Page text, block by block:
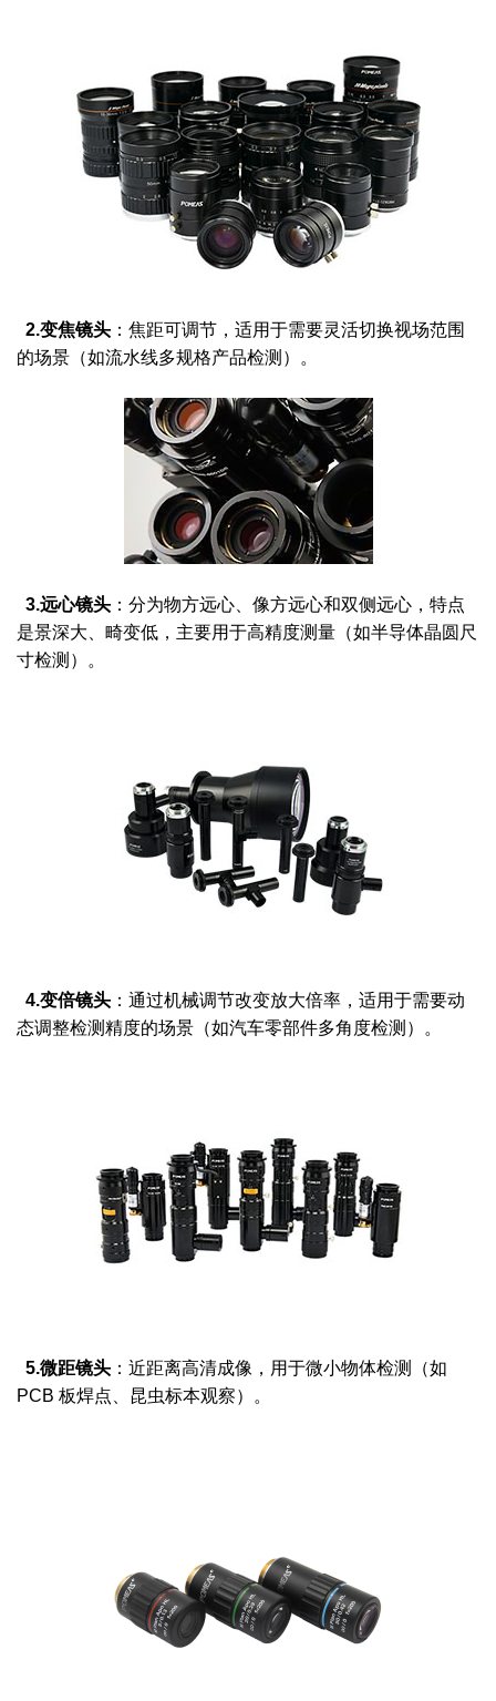
2.变焦镜头 ：焦距可调节，适用于需要灵活切换视场范围
的场景（如流水线多规格产品检测）。
3.远心镜头 ：分为物方远心、像方远心和双侧远心，特点
是景深大、畸变低，主要用于高精度测量（如半导体晶圆尺
寸检测）。
4.变倍镜头 ：通过机械调节改变放大倍率，适用于需要动
态调整检测精度的场景（如汽车零部件多角度检测）。
5.微距镜头 ：近距离高清成像，用于微小物体检测（如
PCB 板焊点、昆虫标本观察）。